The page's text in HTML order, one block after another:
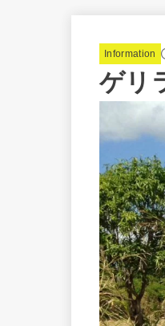
Information
ゲリ